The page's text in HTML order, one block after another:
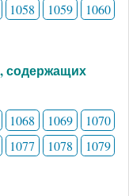
1058 1059
1060
содержащих
1068 1069
1070
1077 1078
1079